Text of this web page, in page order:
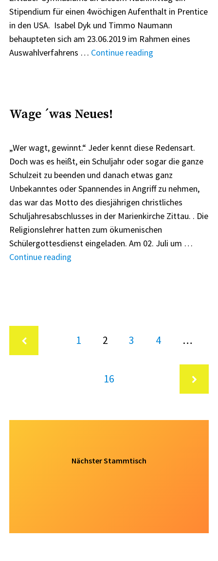
Stipendium für einen 4wöchigen Aufenthalt in Prentice
in den USA. Isabel Dyk und Timmo Naumann
behaupteten sich am 23.06.2019 im Rahmen eines
Auswahlverfahrens … Continue reading
Feierliche
Übergabe
der
Stipendien-
Urkunden
im
Zittauer
Rathaus"
Wage ´was Neues!
„Wer wagt, gewinnt.“ Jeder kennt diese Redensart.
Doch was es heißt, ein Schuljahr oder sogar die ganze
Schulzeit zu beenden und danach etwas ganz
Unbekanntes oder Spannendes in Angriff zu nehmen,
das war das Motto des diesjährigen christliches
Schuljahresabschlusses in der Marienkirche Zittau. . Die
Religionslehrer hatten zum ökumenischen
Schülergottesdienst eingeladen. Am 02. Juli um …
Continue reading
Page
1 Page
2 Page
3 Page
4 …
Page
16
Nächster Stammtisch